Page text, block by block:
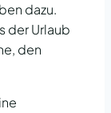
dazu.
der Urlaub
den